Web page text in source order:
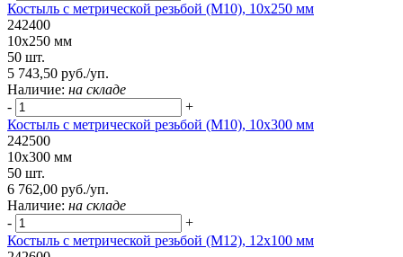
Костыль с метрической резьбой (М10), 10х250 мм
242400
10х250 мм
50 шт.
5 743,50 руб./уп.
Наличие: на складе
-
+
Костыль с метрической резьбой (М10), 10х300 мм
242500
10х300 мм
50 шт.
6 762,00 руб./уп.
Наличие: на складе
-
+
Костыль с метрической резьбой (М12), 12х100 мм